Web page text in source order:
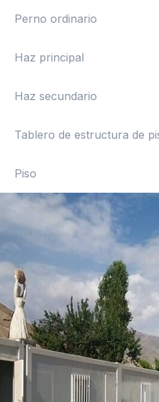
Perno ordinario
Haz principal
Haz secundario
Tablero de estructura de
Piso